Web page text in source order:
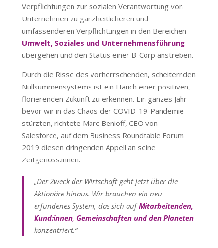
Verpflichtungen zur sozialen Verantwortung von
Unternehmen zu ganzheitlicheren und
umfassenderen Verpflichtungen in den Bereichen
Umwelt, Soziales und Unternehmensführung
übergehen und den Status einer B-Corp anstreben.
Durch die Risse des vorherrschenden, scheiternden
Nullsummensystems ist ein Hauch einer positiven,
florierenden Zukunft zu erkennen. Ein ganzes Jahr
bevor wir in das Chaos der COVID-19-Pandemie
stürzten, richtete Marc Benioff, CEO von
Salesforce, auf dem Business Roundtable Forum
2019 diesen dringenden Appell an seine
Zeitgenoss:innen:
„Der Zweck der Wirtschaft geht jetzt über die
Aktionäre hinaus. Wir brauchen ein neu
erfundenes System, das sich aufMitarbeitenden,
Kund:innen, Gemeinschaften und den Planeten
konzentriert.“